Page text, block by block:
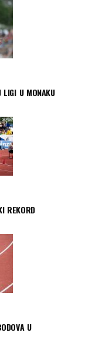
LIGI U MONAKU
REKORD
U